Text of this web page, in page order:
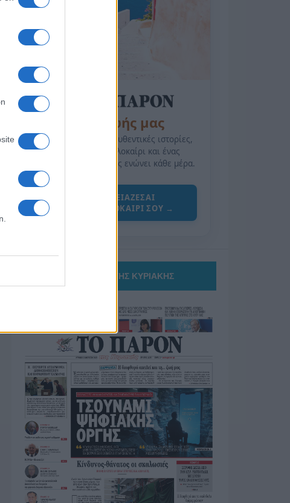
της Ζωής μας
Οι άνθρωποι, οι αυθεντικές ιστορίες,
το ελληνικό καλοκαίρι και ένας
πολιτισμός που μας ενώνει κάθε μέρα.
ΟΣΑ ΧΡΕΙΑΖΕΣΑΙ
ΓΙΑ ΤΟ ΚΑΛΟΚΑΙΡΙ ΣΟΥ →
ΤΟ ΠΑΡΟΝ ΤΗΣ ΚΥΡΙΑΚΗΣ